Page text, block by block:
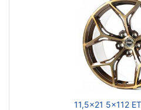
11,5x21 5x112